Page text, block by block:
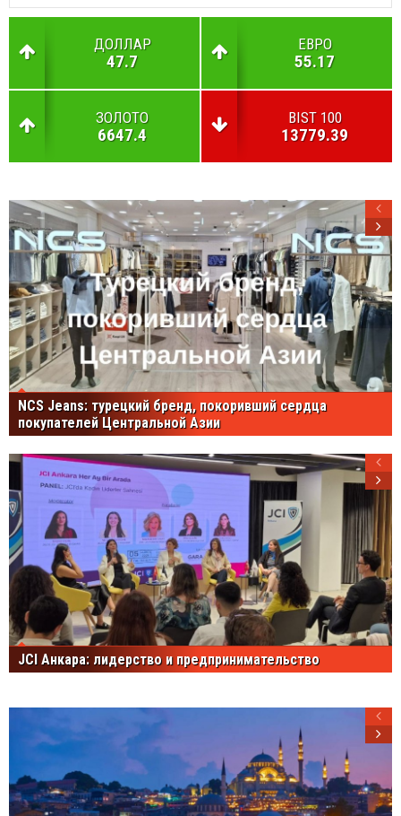
ДОЛЛАР
47.7
ЕВРО
55.17
ЗОЛОТО
6647.4
BIST 100
13779.39
NCS Jeans: турецкий бренд, покоривший сердца
покупателей Центральной Азии
JCI Анкара: лидерство и предпринимательство